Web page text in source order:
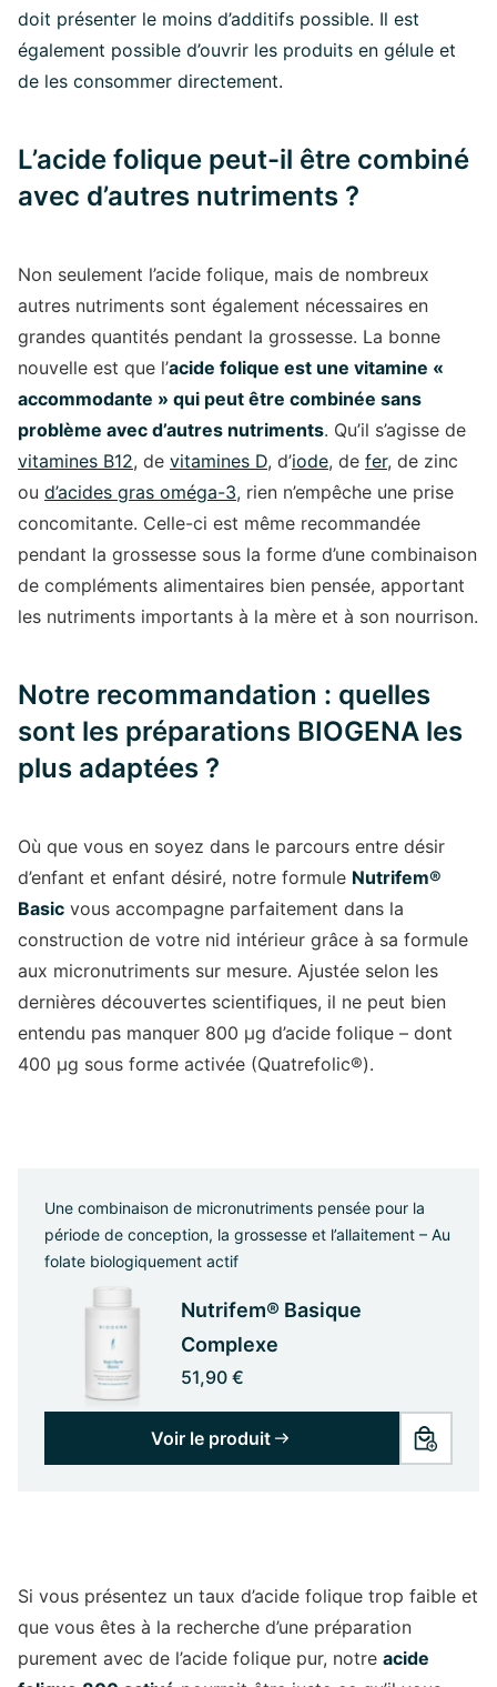
doit présenter le moins d’additifs possible. Il est
également possible d’ouvrir les produits en gélule et
de les consommer directement.
L’acide folique peut-il être combiné
avec d’autres nutriments ?
Non seulement l’acide folique, mais de nombreux
autres nutriments sont également nécessaires en
grandes quantités pendant la grossesse. La bonne
nouvelle est que l’acide folique est une vitamine «
accommodante » qui peut être combinée sans
problème avec d’autres nutriments. Qu’il s’agisse de
vitamines B12, de vitamines D, d’iode, de fer, de zinc
ou d’acides gras oméga-3, rien n’empêche une prise
concomitante. Celle-ci est même recommandée
pendant la grossesse sous la forme d’une combinaison
de compléments alimentaires bien pensée, apportant
les nutriments importants à la mère et à son nourrison.
Notre recommandation : quelles
sont les préparations BIOGENA les
plus adaptées ?
Où que vous en soyez dans le parcours entre désir
d’enfant et enfant désiré, notre formule Nutrifem®
Basic vous accompagne parfaitement dans la
construction de votre nid intérieur grâce à sa formule
aux micronutriments sur mesure. Ajustée selon les
dernières découvertes scientifiques, il ne peut bien
entendu pas manquer 800 µg d’acide folique – dont
400 µg sous forme activée (Quatrefolic®).
Une combinaison de micronutriments pensée pour la
période de conception, la grossesse et l’allaitement – Au
folate biologiquement actif
Nutrifem® Basique
Complexe
51,90 €
Voir le produit
Si vous présentez un taux d’acide folique trop faible et
que vous êtes à la recherche d’une préparation
purement avec de l’acide folique pur, notre acide